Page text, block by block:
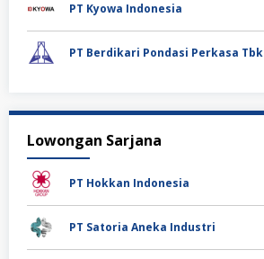
PT Kyowa Indonesia
PT Berdikari Pondasi Perkasa Tbk
Lowongan Sarjana
PT Hokkan Indonesia
PT Satoria Aneka Industri